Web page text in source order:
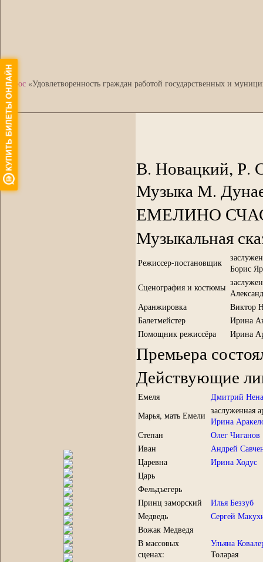
Опрос «Удовлетворенность граждан работой государственных и
В. Новацкий, Р.
Музыка М.
ЕМЕЛИНО
Музыкальная
Режиссер-постановщик
Борис
Сценография и костюмы
Аранжировка
Виктор
Балетмейстер
Ирина
Помощник режиссёра
Ирина
Премьера
Действующие
Емеля
Дмитрий
Марья, мать Емели заслуженная
Ирина
Степан
Олег Чиганов
Иван
Андрей
Царевна
Ирина Ходус
Царь
Фельдъегерь
Принц заморский
Илья Беззуб
Медведь
Сергей
Вожак Медведя
В массовых
сценах:
Ульяна
Толарая